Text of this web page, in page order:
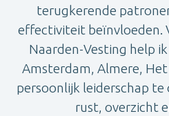
terugkerende
effectiviteit beïnvloeden.
Naarden-Vesting help
Amsterdam, Almere,
persoonlijk leiderschap
rust, overzicht